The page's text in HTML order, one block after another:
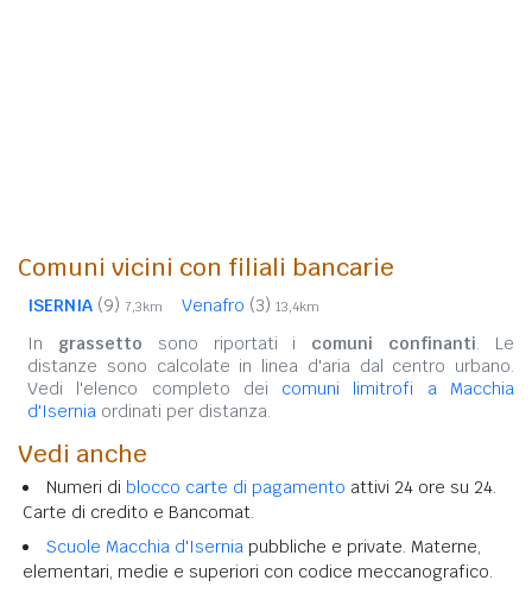
Comuni vicini con filiali bancarie
ISERNIA (9) 7,3km Venafro (3) 13,4km
In grassetto sono riportati i comuni confinanti. Le
distanze sono calcolate in linea d'aria dal centro urbano.
Vedi l'elenco completo dei comuni limitrofi a Macchia
d'Isernia ordinati per distanza.
Vedi anche
Numeri di blocco carte di pagamento attivi 24 ore su 24.
Carte di credito e Bancomat.
Scuole Macchia d'Isernia pubbliche e private. Materne,
elementari, medie e superiori con codice meccanografico.